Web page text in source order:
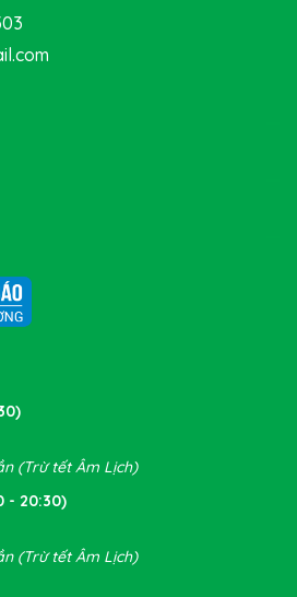
(Trừ tết Âm Lịch)
- 20:30)
(Trừ tết Âm Lịch)